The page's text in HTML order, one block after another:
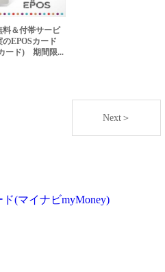
料＆付帯サービ
のEPOSカード
ード) 期間限...
Next＞
(マイナビmyMoney)